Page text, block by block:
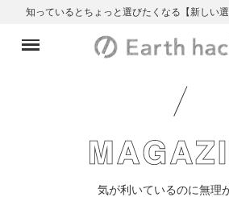
知っているとちょっと選びたくなる【新しい
気が利いているのに無理